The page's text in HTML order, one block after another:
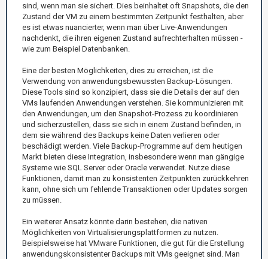
sind, wenn man sie sichert. Dies beinhaltet oft Snapshots, die den
Zustand der VM zu einem bestimmten Zeitpunkt festhalten, aber
es ist etwas nuancierter, wenn man über Live-Anwendungen
nachdenkt, die ihren eigenen Zustand aufrechterhalten müssen -
wie zum Beispiel Datenbanken.
Eine der besten Möglichkeiten, dies zu erreichen, ist die
Verwendung von anwendungsbewussten Backup-Lösungen.
Diese Tools sind so konzipiert, dass sie die Details der auf den
VMs laufenden Anwendungen verstehen. Sie kommunizieren mit
den Anwendungen, um den Snapshot-Prozess zu koordinieren
und sicherzustellen, dass sie sich in einem Zustand befinden, in
dem sie während des Backups keine Daten verlieren oder
beschädigt werden. Viele Backup-Programme auf dem heutigen
Markt bieten diese Integration, insbesondere wenn man gängige
Systeme wie SQL Server oder Oracle verwendet. Nutze diese
Funktionen, damit man zu konsistenten Zeitpunkten zurückkehren
kann, ohne sich um fehlende Transaktionen oder Updates sorgen
zu müssen.
Ein weiterer Ansatz könnte darin bestehen, die nativen
Möglichkeiten von Virtualisierungsplattformen zu nutzen.
Beispielsweise hat VMware Funktionen, die gut für die Erstellung
anwendungskonsistenter Backups mit VMs geeignet sind. Man